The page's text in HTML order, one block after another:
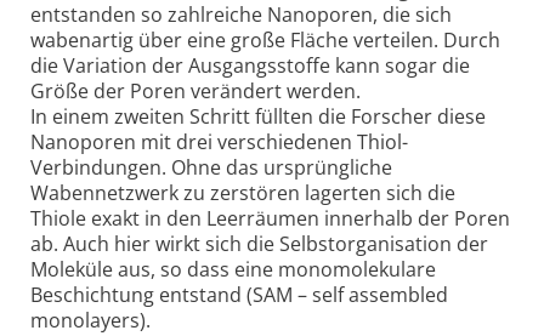
entstanden so zahlreiche Nanoporen, die sich
wabenartig über eine große Fläche verteilen. Durch
die Variation der Ausgangsstoffe kann sogar die
Größe der Poren verändert werden.
In einem zweiten Schritt füllten die Forscher diese
Nanoporen mit drei verschiedenen Thiol-
Verbindungen. Ohne das ursprüngliche
Wabennetzwerk zu zerstören lagerten sich die
Thiole exakt in den Leerräumen innerhalb der Poren
ab. Auch hier wirkt sich die Selbstorganisation der
Moleküle aus, so dass eine monomolekulare
Beschichtung entstand (SAM – self assembled
monolayers).